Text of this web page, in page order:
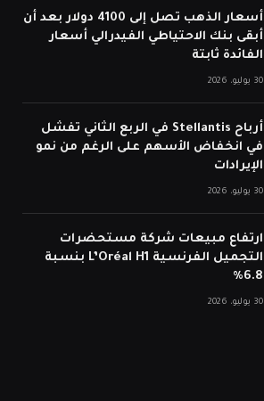
أسعار الذهب تصل إلى 4100 دولار بعد أن
أبقى بنك الاحتياطي الفيدرالي أسعار
الفائدة ثابتة
30 يوليو، 2026
أرباح Stellantis في الربع الثاني تفشل
في انخفاض الأسهم على الرغم من نمو
الإيرادات
30 يوليو، 2026
ارتفاع مبيعات شركة مستحضرات
التجميل الفرنسية L’Oréal H1 بنسبة
6.8%
30 يوليو، 2026